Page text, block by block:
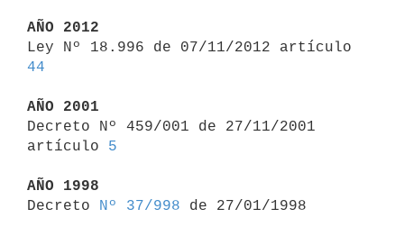
AÑO 2012
44
AÑO 2001
Decreto Nº 459/001 de 27/11/2001
artículo 5
AÑO 1998
Decreto
Nº 37/998 de 27/01/1998